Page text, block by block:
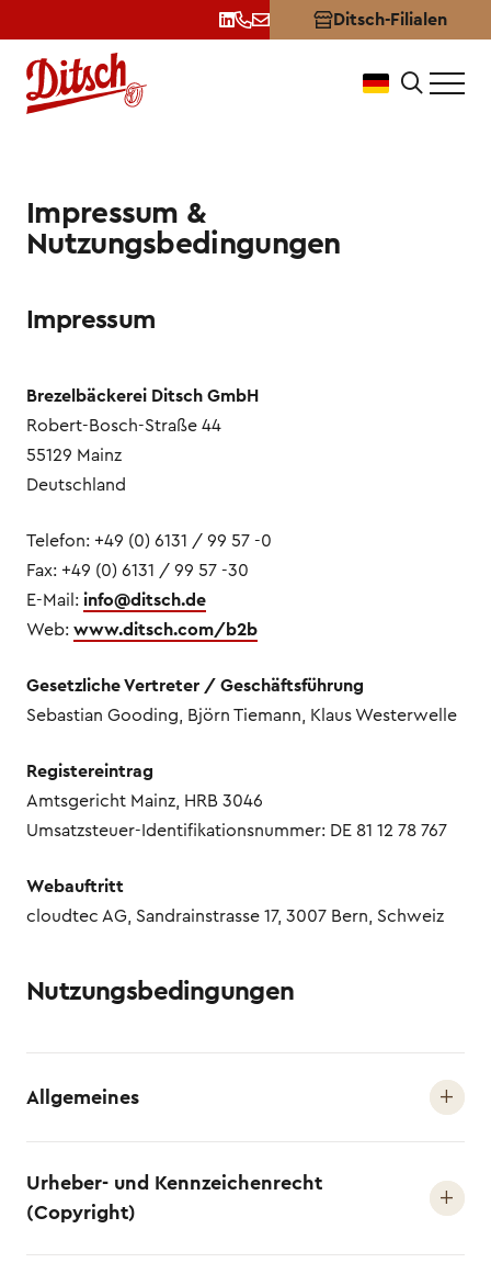
Ditsch-Filialen
Impressum &
Nutzungsbedingungen
Impressum
Brezelbäckerei Ditsch GmbH
Robert-Bosch-Straße 44
55129 Mainz
Deutschland
Telefon: +49 (0) 6131 / 99 57 -0
Fax: +49 (0) 6131 / 99 57 -30
E-Mail:info@ditsch.de
Web:www.ditsch.com/b2b
Gesetzliche Vertreter / Geschäftsführung
Sebastian Gooding, Björn Tiemann, Klaus Westerwelle
Registereintrag
Amtsgericht Mainz, HRB 3046
Umsatzsteuer-Identifikationsnummer: DE 81 12 78 767
Webauftritt
cloudtec AG, Sandrainstrasse 17, 3007 Bern, Schweiz
Nutzungsbedingungen
Allgemeines
Urheber- und Kennzeichenrecht
(Copyright)